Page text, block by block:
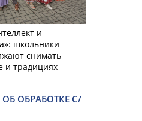
и
школьники
снимать
и традициях
ОБРАБОТКЕ С/